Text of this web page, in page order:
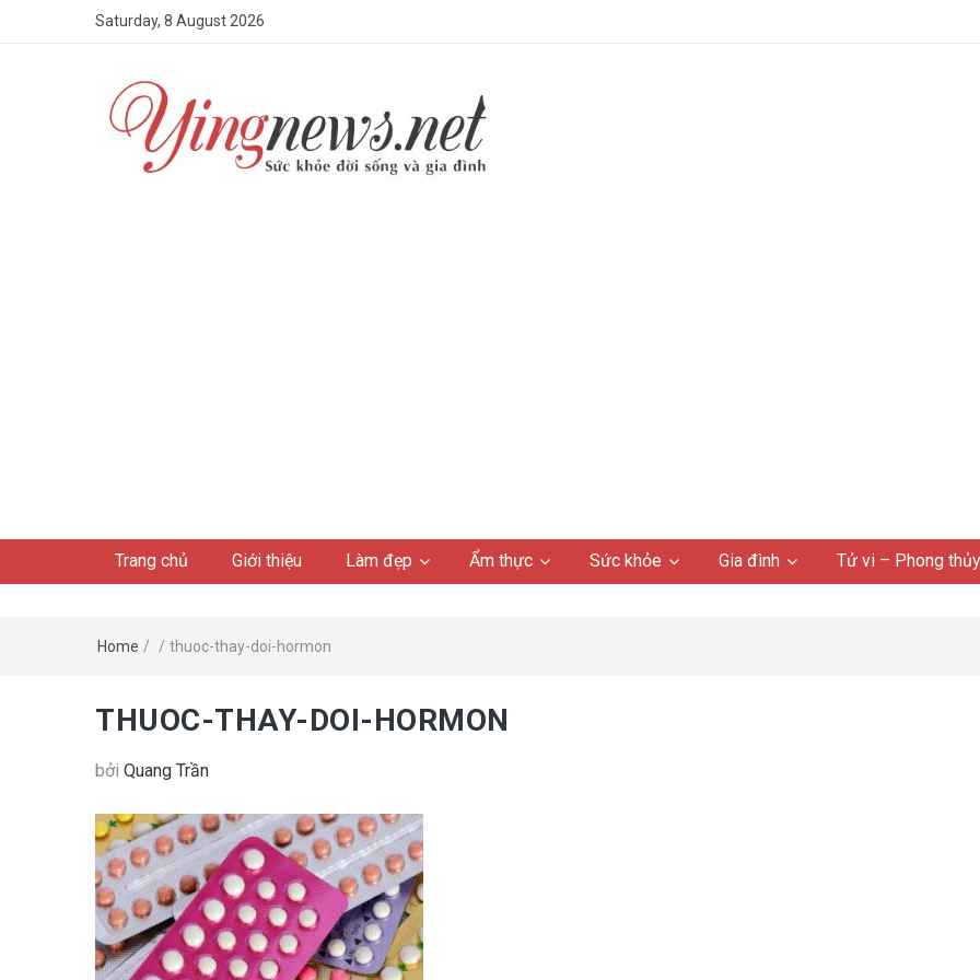
Saturday, 8 August 2026
Trang chủ Giới thiệu Làm đẹp Ẩm thực Sức khỏe Gia đình Tử vi – Phong thủy
Home / / thuoc-thay-doi-hormon
THUOC-THAY-DOI-HORMON
bởi Quang Trần